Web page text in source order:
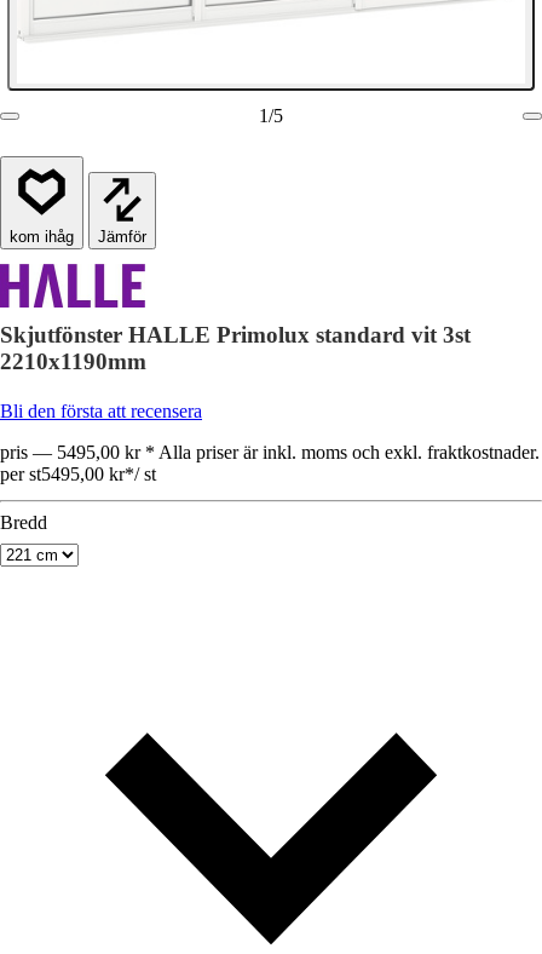
1/5
Jämför
Skjutfönster HALLE Primolux standard vit 3st
2210x1190mm
Bli den första att recensera
pris — 5495,00 kr * Alla priser är inkl. moms och exkl. fraktkostnader.
per st5495,00 kr*/ st
Bredd